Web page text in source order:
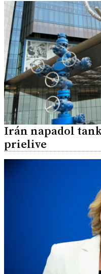
Irán napadol
prielive